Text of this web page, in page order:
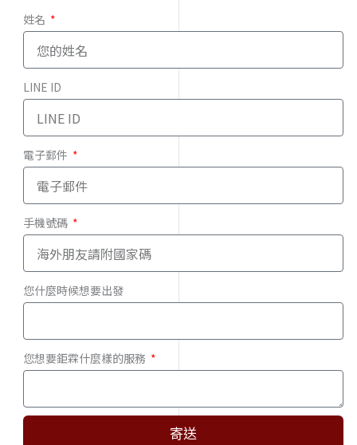
姓名
LINE ID
電子郵件
手機號碼
您什麼時候想要出發
您想要鉅霖什麼樣的服務
寄送